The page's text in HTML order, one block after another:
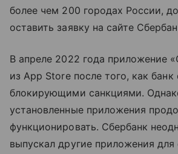
более чем 200 городах России,
оставить заявку на сайте
В апреле 2022 года приложение
из App Store после того, как банк
блокирующими санкциями.
установленные приложения
функционировать. Сбербанк
выпускал другие приложения для